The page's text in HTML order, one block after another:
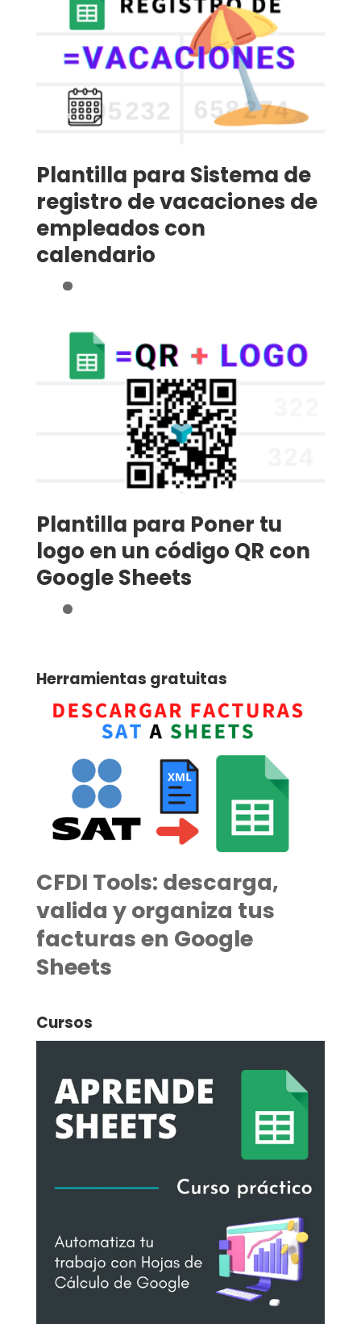
Plantilla para Sistema de
registro de vacaciones de
empleados con
calendario
Plantilla para Poner tu
logo en un código QR con
Google Sheets
Herramientas gratuitas
CFDI Tools: descarga,
valida y organiza tus
facturas en Google
Sheets
Cursos